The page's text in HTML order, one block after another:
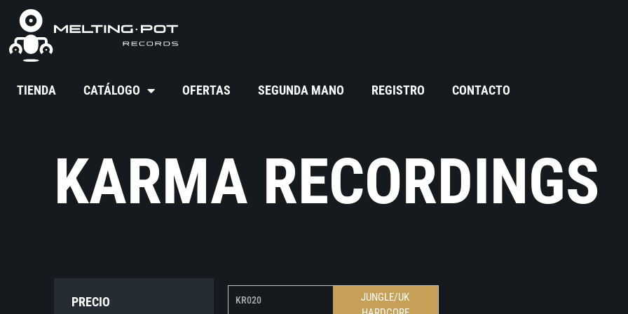
TIENDA CATÁLOGO OFERTAS SEGUNDA MANO REGISTRO CONTACTO
KARMA RECORDINGS
PRECIO KR020
JUNGLE/UK